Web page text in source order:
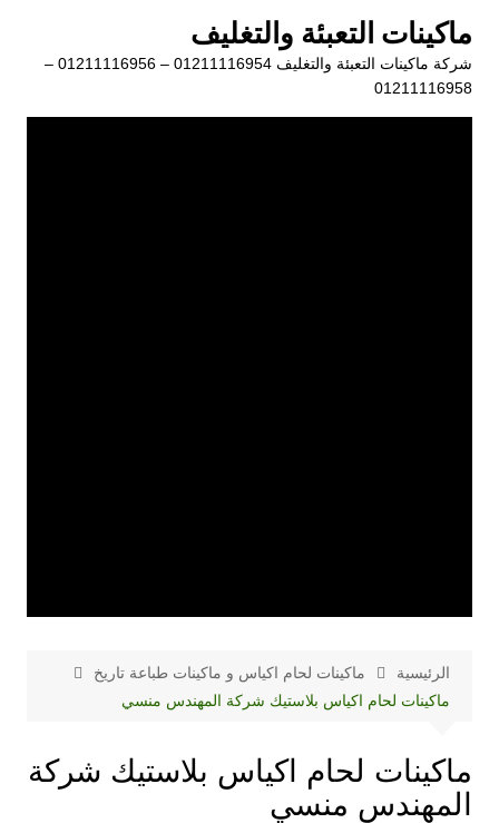
المحتوى
ماكينات التعبئة والتغليف
شركة ماكينات التعبئة والتغليف 01211116954 – 01211116956 –
01211116958
الرئيسية
ماكينات لحام اكياس و ماكينات طباعة تاريخ
ماكينات لحام اكياس بلاستيك شركة المهندس منسي
ماكينات لحام اكياس بلاستيك شركة
المهندس منسي